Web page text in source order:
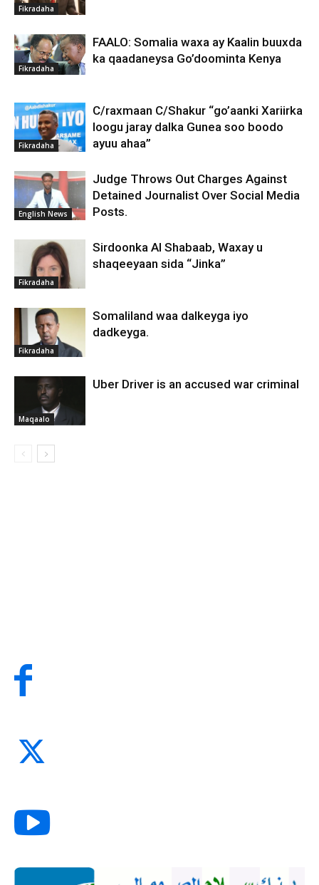
Fikradaha
Fikradaha
FAALO: Somalia waxa ay Kaalin buuxda
ka qaadaneysa Go’doominta Kenya
Fikradaha
C/raxmaan C/Shakur “go’aanki Xariirka
loogu jaray dalka Gunea soo boodo
ayuu ahaa”
English News
Judge Throws Out Charges Against
Detained Journalist Over Social Media
Posts.
Fikradaha
Sirdoonka Al Shabaab, Waxay u
shaqeeyaan sida “Jinka”
Fikradaha
Somaliland waa dalkeyga iyo
dadkeyga.
Maqaalo
Uber Driver is an accused war criminal